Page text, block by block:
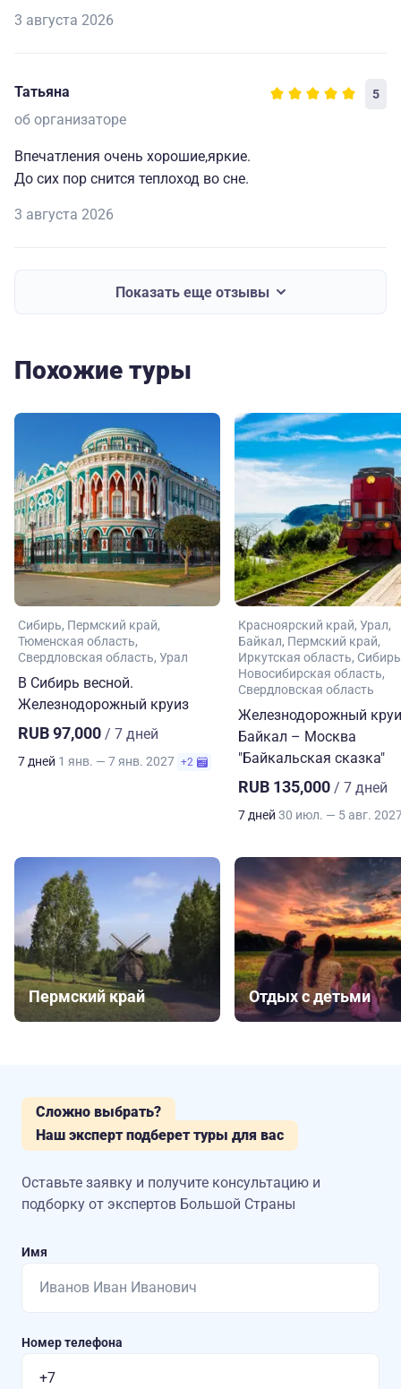
3 августа 2026
Татьяна 5
об организаторе
Впечатления очень хорошие,яркие.
До сих пор снится теплоход во сне.
3 августа 2026
Показать еще отзывы
Похожие туры
Сибирь Пермский край
Тюменская область
Свердловская область Урал
В Сибирь весной.
Железнодорожный круиз
RUB 97,000 / 7 дней
7 дней 1 янв. — 7 янв. 2027 +2
Красноярский край Урал
Байкал Пермский край
Иркутская область Сибирь
Новосибирская область
Свердловская область
Железнодорожный
Байкал – Москва
"Байкальская сказка"
RUB 135,000 / 7 дней
7 дней 30 июл. — 5 авг.
Пермский край Отдых с детьми
Сложно выбрать?
Наш эксперт подберет туры для вас
Оставьте заявку и получите консультацию и
подборку от экспертов Большой Страны
Имя
Номер телефона